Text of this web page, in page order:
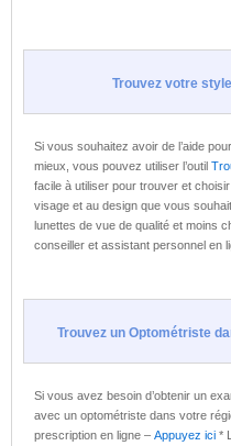
Trouvez votre
Si vous souhaitez avoir de l’aide
mieux, vous pouvez utiliser l’outil
facile à utiliser pour trouver et
visage et au design que vous
lunettes de vue de qualité et moins
conseiller et assistant personnel en
Trouvez un Optométriste
Si vous avez besoin d’obtenir un
avec un optométriste dans votre
prescription en ligne – Appuyez ici *